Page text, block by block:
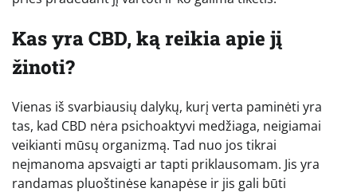
Kas yra CBD, ką reikia apie jį
žinoti?
Vienas iš svarbiausių dalykų, kurį verta paminėti yra
tas, kad CBD nėra psichoaktyvi medžiaga, neigiamai
veikianti mūsų organizmą. Tad nuo jos tikrai
neįmanoma apsvaigti ar tapti priklausomam. Jis yra
randamas pluoštinėse kanapėse ir jis gali būti